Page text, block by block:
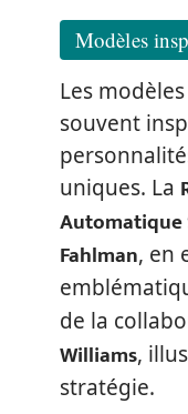
Modèles
Les
souvent
uniques. La
Automatique
Fahlman, en
de la
Williams,
stratégie.